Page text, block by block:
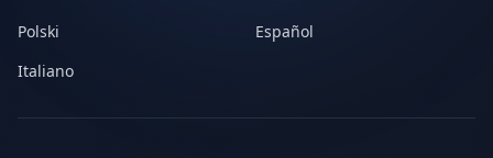
Polski
Español
Italiano